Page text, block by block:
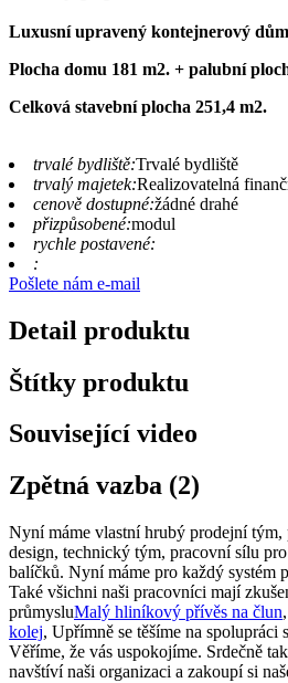
Luxusní upravený kontejnerový dům
Plocha domu 181 m2. + palubní
Celková stavební plocha 251,4 m2.
trvalé bydliště:Trvalé bydliště
trvalý majetek:Realizovatelná
cenově dostupné:žádné drahé
přizpůsobené:modul
rychle postavené:
:
Pošlete nám e-mail
Detail produktu
Štítky produktu
Související video
Zpětná vazba (2)
Nyní máme vlastní hrubý prodejní tým,
design, technický tým, pracovní sílu
balíčků. Nyní máme pro každý systém
Také všichni naši pracovníci mají
průmysluMalý hliníkový přívěs na člun,
kolej, Upřímně se těšíme na spolupráci
Věříme, že vás uspokojíme. Srdečně
navštíví naši organizaci a zakoupí si